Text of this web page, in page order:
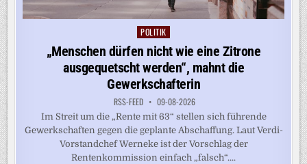
Posted
POLITIK
„Menschen dürfen nicht wie eine Zitrone
ausgequetscht werden“, mahnt die
Gewerkschafterin
RSS-FEED 09-08-2026
Im Streit um die „Rente mit 63“ stellen sich führende
Gewerkschaften gegen die geplante Abschaffung. Laut Verdi-
Vorstandchef Werneke ist der Vorschlag der
Rentenkommission einfach „falsch“....